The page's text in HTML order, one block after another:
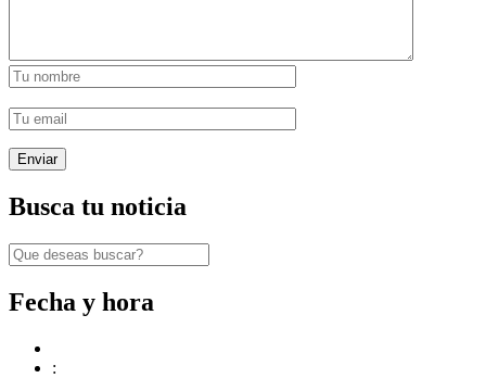
Busca tu noticia
Fecha y hora
: